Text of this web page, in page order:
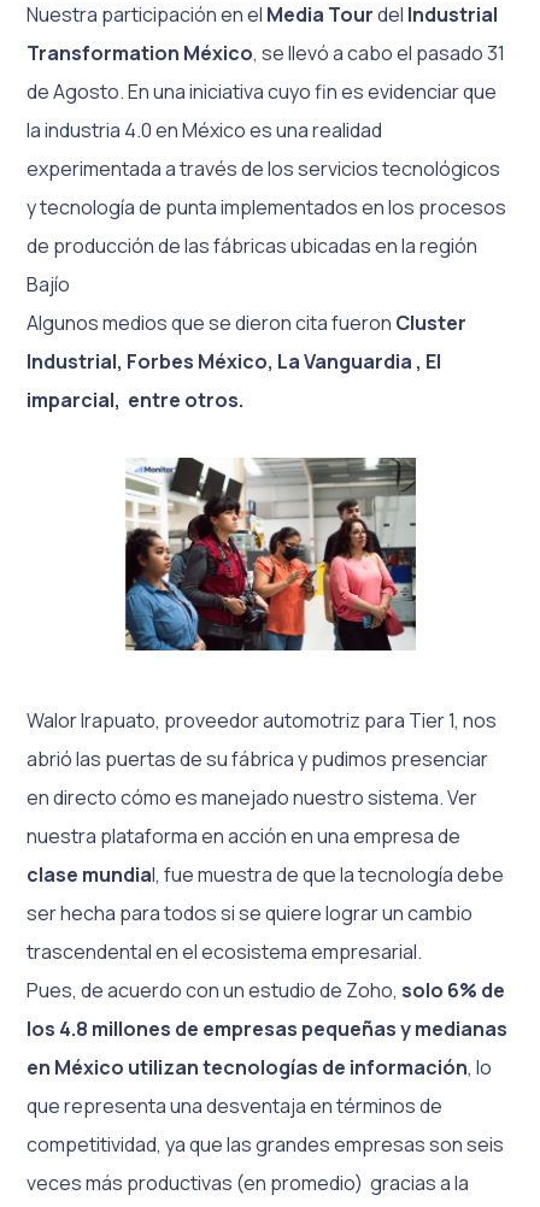
Nuestra participación en el Media Tourdel Industrial
Transformation México, se llevó a cabo el pasado 31
de Agosto. En una iniciativa cuyo fin es evidenciar que
la industria 4.0 en México es una realidad
experimentada a través de los servicios tecnológicos
y tecnología de punta implementados en los procesos
de producción de las fábricas ubicadas en la región
Bajío
Algunos medios que se dieron cita fueron Cluster
Industrial, Forbes México, La Vanguardia , El
imparcial, entre otros.
Walor Irapuato, proveedor automotriz para Tier 1, nos
abrió las puertas de su fábrica y pudimos presenciar
en directo cómo es manejado nuestro sistema. Ver
nuestra plataforma en acción en una empresa de
clase mundial, fue muestra de que la tecnología debe
ser hecha para todos si se quiere lograr un cambio
trascendental en el ecosistema empresarial.
Pues, de acuerdo con un estudio de Zoho,solo 6% de
los 4.8 millones de empresas pequeñas y medianas
en México utilizan tecnologías de información, lo
que representa una desventaja en términos de
competitividad, ya que las grandes empresas son seis
veces más productivas (en promedio) gracias a la